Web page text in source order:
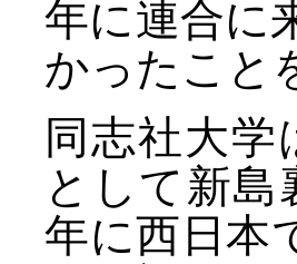
年に連合に
かったこと
同志社大学
として新島
年に西日本